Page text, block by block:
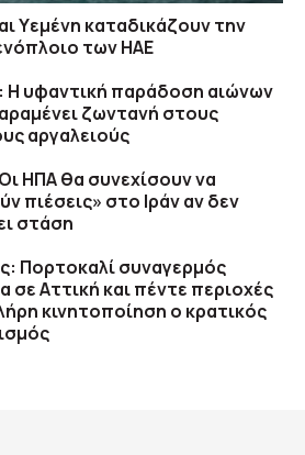
Υεμένη καταδικάζουν την
των ΗΑΕ
Η υφαντική παράδοση αιώνων
ζωντανή στους
αργαλειούς
ΗΠΑ θα συνεχίσουν να
πιέσεις» στο Ιράν αν δεν
στάση
Πορτοκαλί συναγερμός
σε Αττική και πέντε περιοχές
κινητοποίηση ο κρατικός